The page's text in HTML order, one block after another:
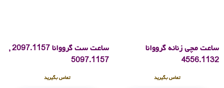
ساعت مچی زنانه گرووانا
4556.1132
تماس بگیرید
ساعت ست گرووانا 2097.1157 ,
5097.1157
تماس بگیرید